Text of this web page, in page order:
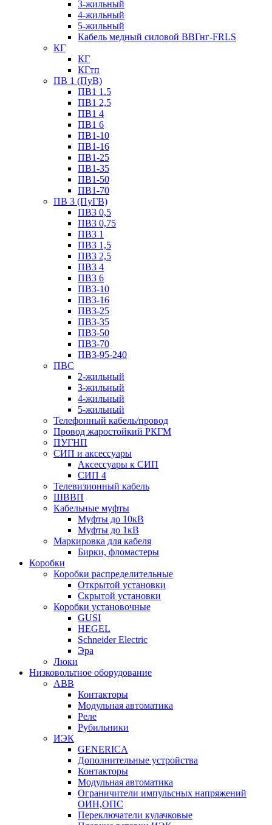
3-жильный
4-жильный
5-жильный
Кабель медный силовой ВВГнг-FRLS
КГ
КГ
КГтп
ПВ 1 (ПуВ)
ПВ1 1.5
ПВ1 2,5
ПВ1 4
ПВ1 6
ПВ1-10
ПВ1-16
ПВ1-25
ПВ1-35
ПВ1-50
ПВ1-70
ПВ 3 (ПуГВ)
ПВ3 0,5
ПВ3 0,75
ПВ3 1
ПВ3 1,5
ПВ3 2,5
ПВ3 4
ПВ3 6
ПВ3-10
ПВ3-16
ПВ3-25
ПВ3-35
ПВ3-50
ПВ3-70
ПВ3-95-240
ПВС
2-жильный
3-жильный
4-жильный
5-жильный
Телефонный кабель/провод
Провод жаростойкий РКГМ
ПУГНП
СИП и аксессуары
Аксессуары к СИП
СИП 4
Телевизионный кабель
ШВВП
Кабельные муфты
Муфты до 10кВ
Муфты до 1кВ
Маркировка для кабеля
Бирки, фломастеры
Коробки
Коробки распределительные
Открытой установки
Скрытой установки
Коробки установочные
GUSI
HEGEL
Schneider Electric
Эра
Люки
Низковольтное оборудование
ABB
Контакторы
Модульная автоматика
Реле
Рубильники
ИЭК
GENERICA
Дополнительные устройства
Контакторы
Модульная автоматика
Ограничители импульсных напряжений
ОИН,ОПС
Переключатели кулачковые